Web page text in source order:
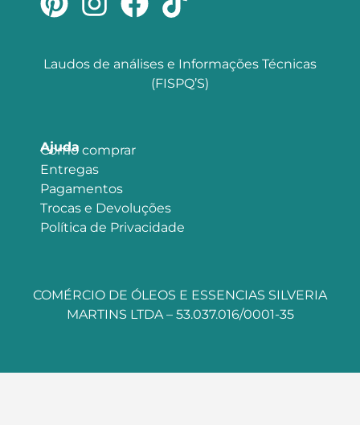
Laudos de análises e Informações Técnicas
(FISPQ’S)
Ajuda
Como comprar
Entregas
Pagamentos
Trocas e Devoluções
Política de Privacidade
COMÉRCIO DE ÓLEOS E ESSENCIAS SILVERIA
MARTINS LTDA – 53.037.016/0001-35